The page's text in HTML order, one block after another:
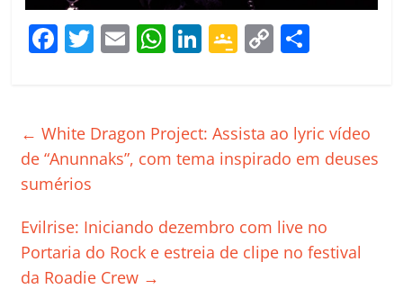
F
e
b
o
k
T
er
E
l
W
s
A
p
Li
e
dI
G
gl
e
ss
ro
C
y
Li
k
p
ar
ar
← White Dragon Project: Assista ao lyric vídeo
de “Anunnaks”, com tema inspirado em deuses
sumérios
Evilrise: Iniciando dezembro com live no
Portaria do Rock e estreia de clipe no festival
da Roadie Crew →